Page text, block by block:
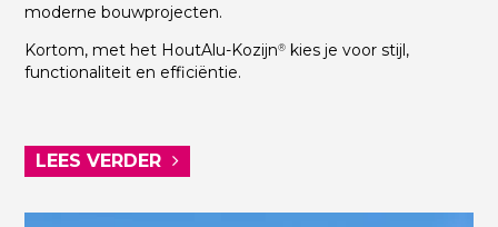
moderne bouwprojecten.
Kortom, met het HoutAlu-Kozijn® kies je voor stijl,
functionaliteit en efficiëntie.
LEES VERDER